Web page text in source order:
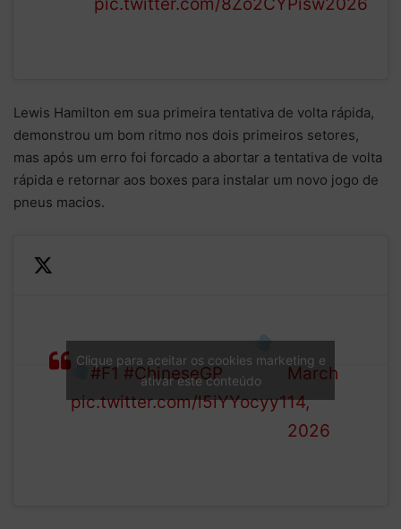
Lewis Hamilton em sua primeira tentativa de volta rápida,
demonstrou um bom ritmo nos dois primeiros setores,
mas após um erro foi forcado a abortar a tentativa de volta
rápida e retornar aos boxes para instalar um novo jogo de
pneus macios.
Hamilton in the Ferrari
#F1 #ChineseGP
pic.twitter.com/l5iYYocyy1
1 (@F1)
March
14,
2026
Clique para aceitar os cookies marketing e
ativar este conteúdo